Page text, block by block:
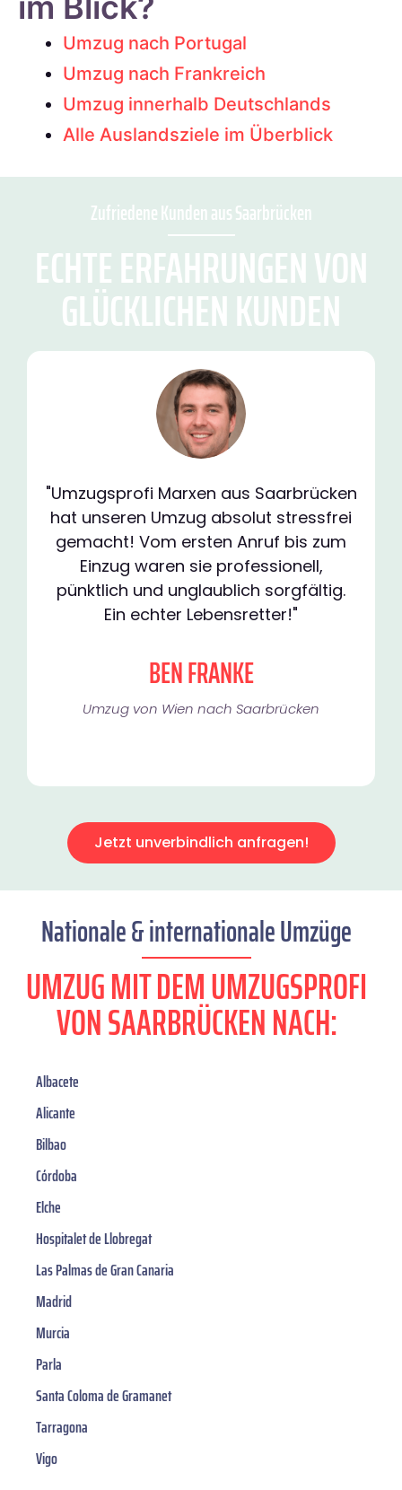
Umzug nach Portugal
Umzug nach Frankreich
Umzug innerhalb Deutschlands
Alle Auslandsziele im Überblick
Zufriedene Kunden aus Saarbrücken
ECHTE ERFAHRUNGEN VON
GLÜCKLICHEN KUNDEN
"Umzugsprofi Marxen aus Saarbrücken
hat unseren Umzug absolut stressfrei
gemacht! Vom ersten Anruf bis zum
Einzug waren sie professionell,
pünktlich und unglaublich sorgfältig.
Ein echter Lebensretter!"
BEN FRANKE
Umzug von Wien nach Saarbrücken
Jetzt unverbindlich anfragen!
Nationale & internationale Umzüge
UMZUG MIT DEM UMZUGSPROFI
VON SAARBRÜCKEN NACH:
Albacete
Alicante
Bilbao
Córdoba
Elche
Hospitalet de Llobregat
Las Palmas de Gran Canaria
Madrid
Murcia
Parla
Santa Coloma de Gramanet
Tarragona
Vigo